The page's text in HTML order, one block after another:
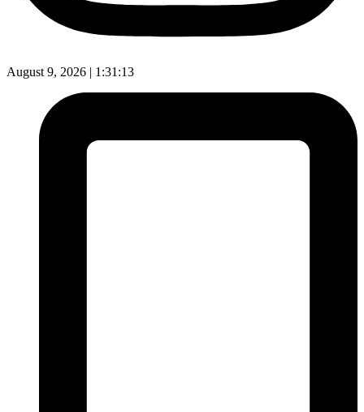
August 9, 2026 | 1:31:15